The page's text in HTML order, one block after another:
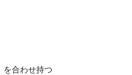
を合わせ持つ